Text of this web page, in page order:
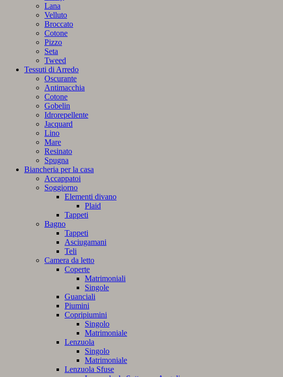
Lana
Velluto
Broccato
Cotone
Pizzo
Seta
Tweed
Tessuti di Arredo
Oscurante
Antimacchia
Cotone
Gobelin
Idrorepellente
Jacquard
Lino
Mare
Resinato
Spugna
Biancheria per la casa
Accappatoi
Soggiorno
Elementi divano
Plaid
Tappeti
Bagno
Tappeti
Asciugamani
Teli
Camera da letto
Coperte
Matrimoniali
Singole
Guanciali
Piumini
Copripiumini
Singolo
Matrimoniale
Lenzuola
Singolo
Matrimoniale
Lenzuola Sfuse